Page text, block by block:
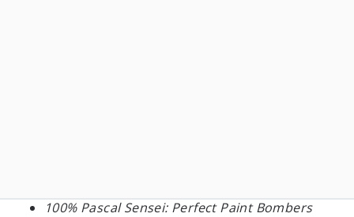
100% Pascal Sensei: Perfect Paint Bombers